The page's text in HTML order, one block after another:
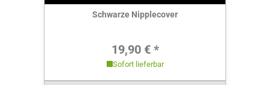
Schwarze Nipplecover
Regulärer Preis:
19,90 € *
Sofort lieferbar